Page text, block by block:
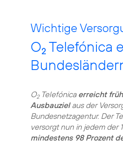
Wichtige
O2 Telefónica
O2Telefónica erreicht
Ausbauzielaus der
Bundesnetzagentur. Der
versorgt nun in jedem der
mindestens 98 Prozent